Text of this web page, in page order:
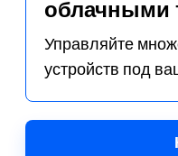
облачными
Управляйте
устройств под